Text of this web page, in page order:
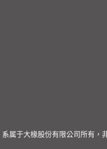
属于大椽股份有限公司所有